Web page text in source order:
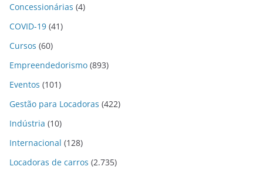
Concessionárias (4)
COVID-19 (41)
Cursos (60)
Empreendedorismo (893)
Eventos (101)
Gestão para Locadoras (422)
Indústria (10)
Internacional (128)
Locadoras de carros (2.735)